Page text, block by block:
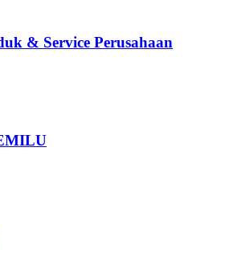
& Service Perusahaan